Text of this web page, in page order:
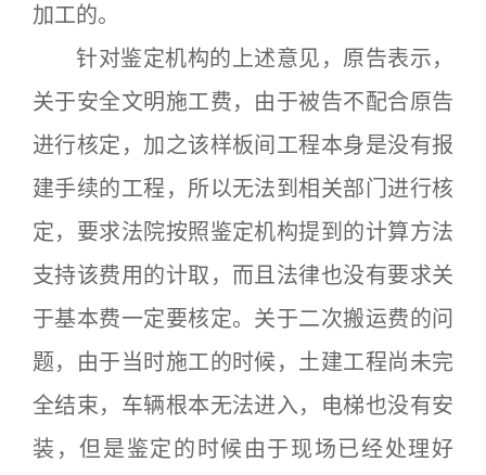
加工的。
针对鉴定机构的上述意见，原告表示，
关于安全文明施工费，由于被告不配合原告
进行核定，加之该样板间工程本身是没有报
建手续的工程，所以无法到相关部门进行核
定，要求法院按照鉴定机构提到的计算方法
支持该费用的计取，而且法律也没有要求关
于基本费一定要核定。关于二次搬运费的问
题，由于当时施工的时候，土建工程尚未完
全结束，车辆根本无法进入，电梯也没有安
装，但是鉴定的时候由于现场已经处理好